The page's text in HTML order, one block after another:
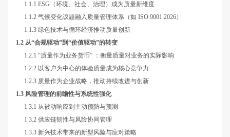
1.1.1 ESG（环境、社会、治理）成为质量新维度
1.1.2 气候变化议题融入质量管理体系（如 ISO 9001:2026）
1.1.3 绿色技术与循环经济推动质量创新
1.2 从“合规驱动”到“价值驱动”的转变
1.2.1 “质量作为业务货币” ：衡量质量对业务的实际影响
1.2.2 以客户为中心的体验质量成为核心竞争力
1.2.3 质量作为企业战略，推动持续改进与创新
1.3 风险管理的前瞻性与系统性强化
1.3.1 从被动响应到主动预防与预测
1.3.2 供应链韧性与风险协同管理
1.3.3 新兴技术带来的新型风险与应对策略